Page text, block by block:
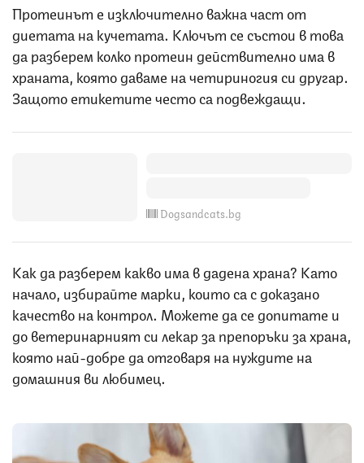
Протеинът е изключително важна част от
диетата на кучетата. Ключът се състои в това
да разберем колко протеин действително има в
храната, която даваме на четириногия си другар.
Защото етикетите често са подвеждащи.
Dogsandcats.bg
Как да разберем какво има в дадена храна? Като
начало, избирайте марки, които са с доказано
качество на контрол. Можете да се допитате и
до ветеринарният си лекар за препоръки за храна,
която най-добре да отговаря на нуждите на
домашния ви любимец.